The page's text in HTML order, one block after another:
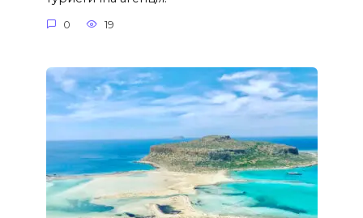
0 19